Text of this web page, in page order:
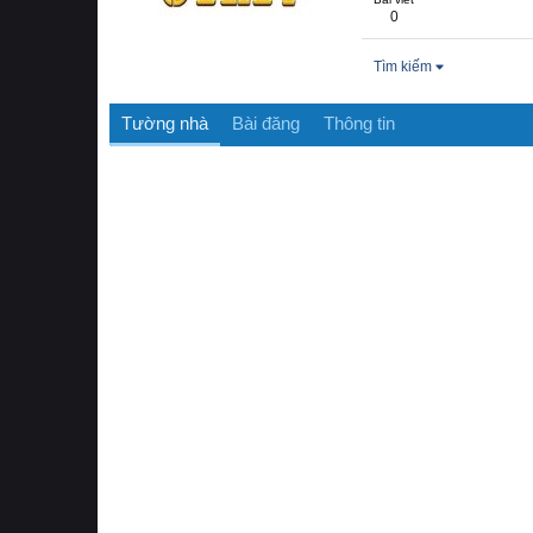
0
Tìm kiếm
Tường nhà Bài đăng Thông tin